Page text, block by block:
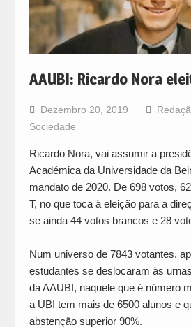
AAUBI: Ricardo Nora
Dezembro 20, 2019
Sociedade
Ricardo Nora, vai assumir a
Académica da Universidade da
mandato de 2020. De 698 votos,
T, no que toca à eleição para a
se ainda 44 votos brancos e 28
Num universo de 7843 votantes,
estudantes se deslocaram às
da AAUBI, naquele que é número
a UBI tem mais de 6500 alunos e
abstenção superior 90%.